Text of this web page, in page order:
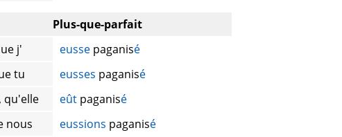
Plus-que-parfait
j'
eusse paganisé
tu
eusses paganisé
qu'elle
eût paganisé
nous
eussions paganisé